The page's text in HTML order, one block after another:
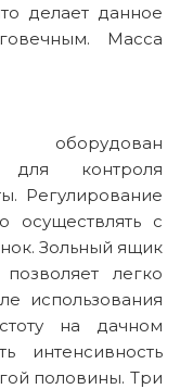
делает данное
Масса
оборудован
для контроля
Регулирование
осуществлять с
Зольный ящик
легко
использования
на дачном
интенсивность
половины. Три